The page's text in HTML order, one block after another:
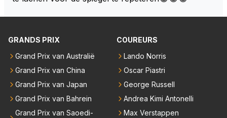
n achterhaald. Hij moest later opgeven vanwege een
technisch mankement. Het was ook de enige keer d
eed; hij vertrok daarna...
GRANDS PRIX
Grand Prix van Australië
Grand Prix van China
Grand Prix van Japan
Grand Prix van Bahrein
Grand Prix van Saoedi-
COUREURS
Lando Norris
Oscar Piastri
George Russell
Andrea Kimi Antonelli
Max Verstappen